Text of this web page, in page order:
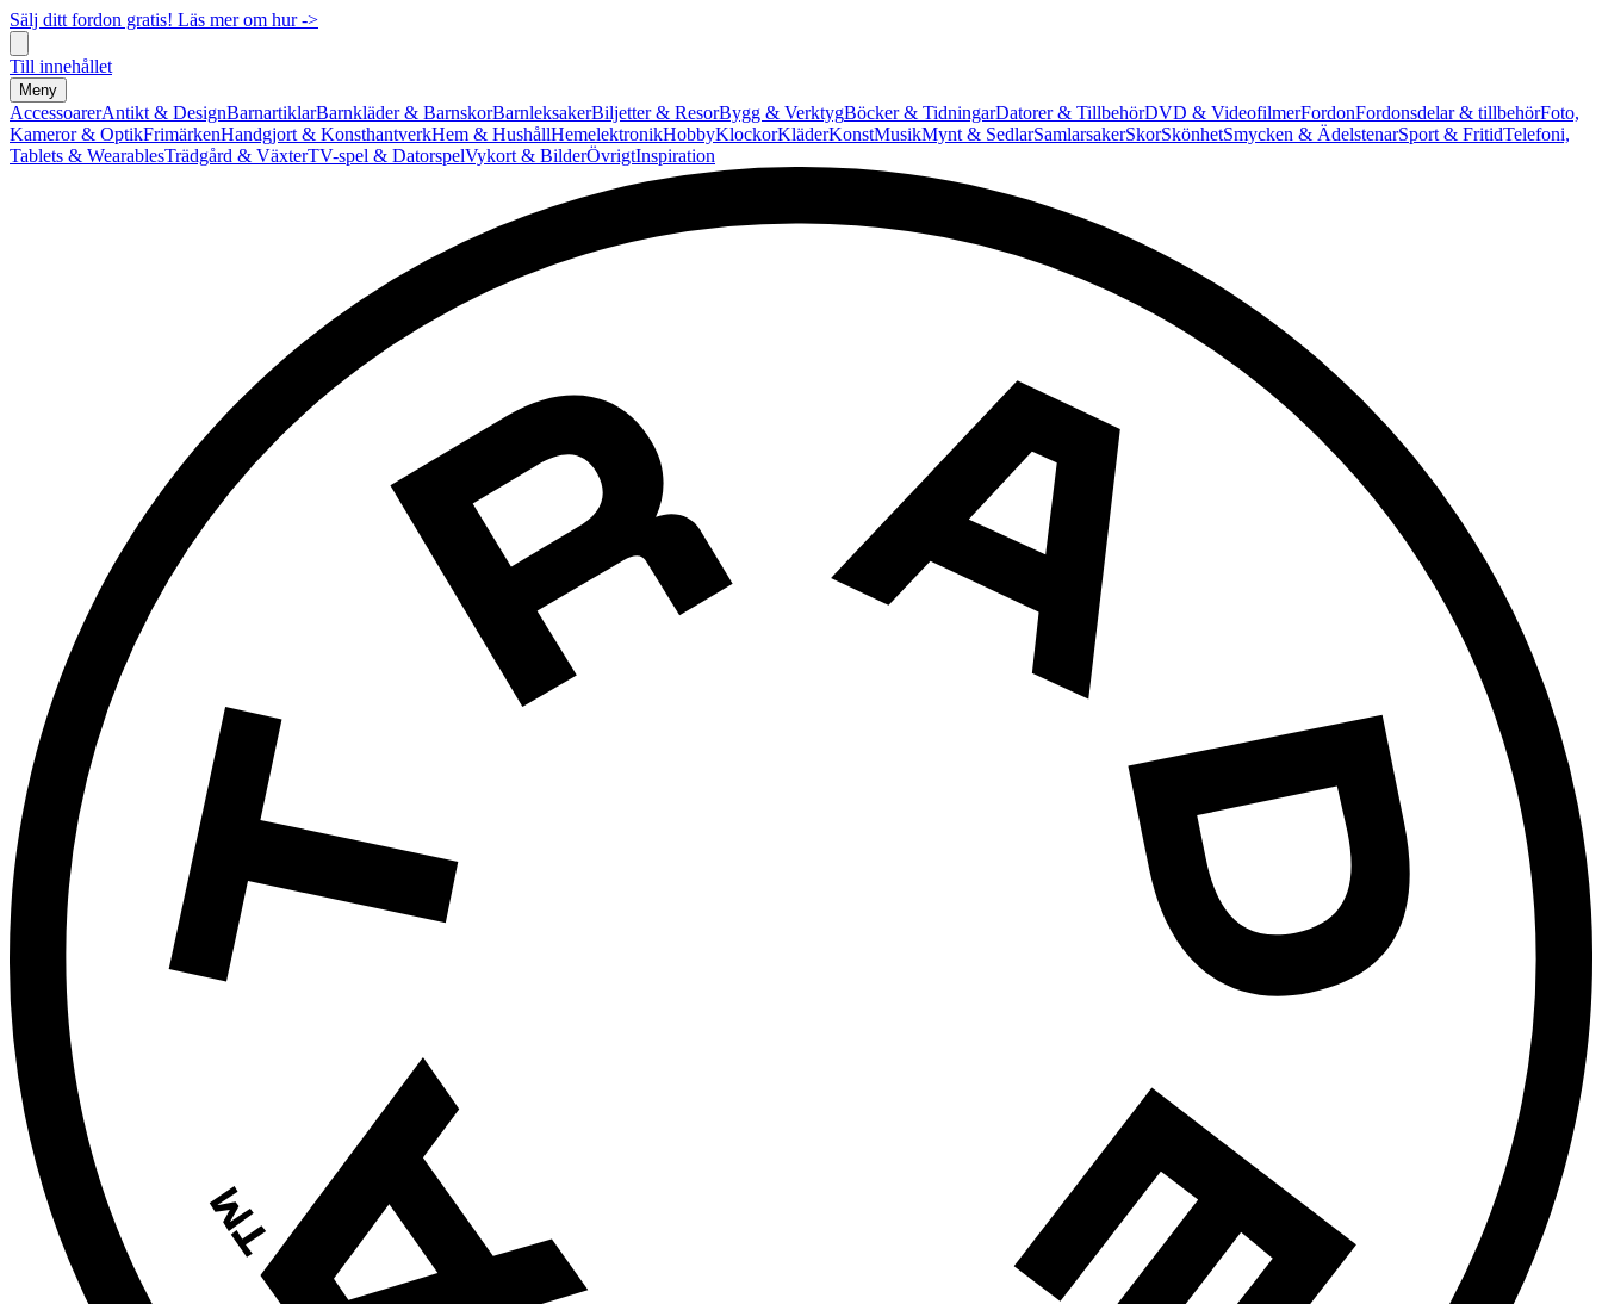
Sälj ditt fordon gratis! Läs mer om hur ->
Till innehållet
Meny
AccessoarerAntikt & DesignBarnartiklarBarnkläder & BarnskorBarnleksakerBiljetter & ResorBygg & VerktygBöcker & TidningarDatorer & TillbehörDVD & VideofilmerFordonFordonsdelar & tillbehörFoto,
Kameror & OptikFrimärkenHandgjort & KonsthantverkHem & HushållHemelektronikHobbyKlockorKläderKonstMusikMynt & SedlarSamlarsakerSkorSkönhetSmycken & ÄdelstenarSport & FritidTelefoni,
Tablets & WearablesTrädgård & VäxterTV-spel & DatorspelVykort & BilderÖvrigtInspiration